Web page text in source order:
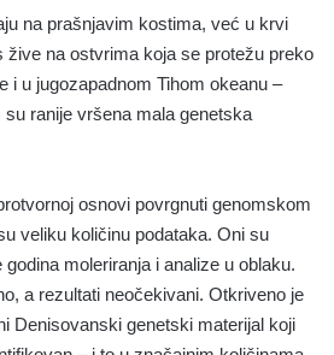
na prašnjavim kostima, već u krvi
žive na ostvrima koja se protežu preko
i u jugozapadnom Tihom okeanu –
ranije vršena mala genetska
osnovi povrgnuti genomskom
veliku količinu podataka. Oni su
moleriranja i analize u oblaku.
a rezultati neočekivani. Otkriveno je
Denisovanski genetski materijal koji